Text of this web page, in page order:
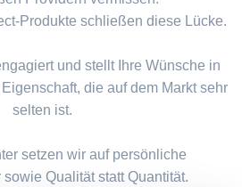
Produkte schließen diese Lücke.
und stellt Ihre Wünsche in
die auf dem Markt sehr
selten ist.
setzen wir auf persönliche
Qualität statt Quantität.